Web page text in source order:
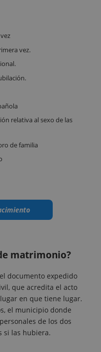
vez.
relativa al sexo de las
de familia
matrimonio?
documento expedido
que acredita el acto
en que tiene lugar.
el municipio donde
de los dos
si las hubiera.